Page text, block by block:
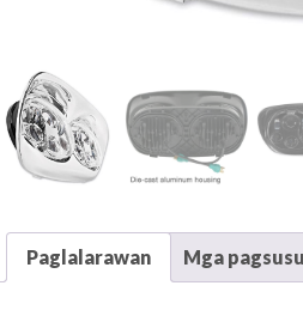
Paglalarawan Mga